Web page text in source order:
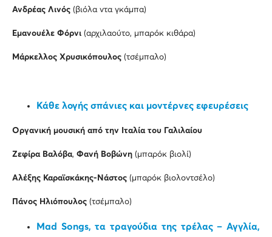
Ανδρέας Λινός (βιόλα ντα γκάμπα)
Εμανουέλε Φόρνι (αρχιλαούτο, μπαρόκ κιθάρα)
Μάρκελλος Χρυσικόπουλος (τσέμπαλο)
Κάθε λογής σπάνιες και μοντέρνες εφευρέσεις
Οργανική μουσική από την Ιταλία του Γαλιλαίου
Ζεφίρα Βαλόβα, Φανή Βοβώνη (μπαρόκ βιολί)
Αλέξης Καραϊσκάκης-Νάστος (μπαρόκ βιολοντσέλο)
Πάνος Ηλιόπουλος (τσέμπαλο)
Mad Songs, τα τραγούδια της τρέλας – Αγγλία,